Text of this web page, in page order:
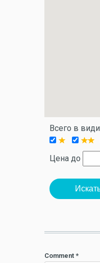
Всего в
Цена до
Comment *